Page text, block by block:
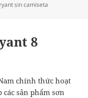
sin camiseta
8
chính thức hoạt
sản phẩm sơn